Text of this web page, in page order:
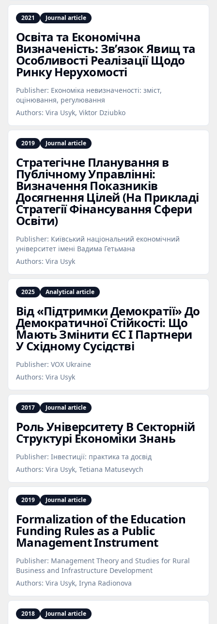
2021 Journal article
Освіта та Економічна
Визначеність: Зв’язок Явищ та
Особливості Реалізації Щодо
Ринку Нерухомості
Publisher: Економіка невизначеності: зміст,
оцінювання, регулювання
Authors: Vira Usyk, Viktor Dziubko
2019 Journal article
Стратегічне Планування в
Публічному Управлінні:
Визначення Показників
Досягнення Цілей (На Прикладі
Стратегії Фінансування Сфери
Освіти)
Publisher: Київський національний економічний
університет імені Вадима Гетьмана
Authors: Vira Usyk
2025 Analytical article
Від «Підтримки Демократії» До
Демократичної Стійкості: Що
Мають Змінити ЄС І Партнери
У Східному Сусідстві
Publisher: VOX Ukraine
Authors: Vira Usyk
2017 Journal article
Роль Університету В Секторній
Структурі Економіки Знань
Publisher: Інвестиції: практика та досвід
Authors: Vira Usyk, Tetiana Matusevych
2019 Journal article
Formalization of the Education
Funding Rules as a Public
Management Instrument
Publisher: Management Theory and Studies for Rural
Business and Infrastructure Development
Authors: Vira Usyk, Iryna Radionova
2018 Journal article